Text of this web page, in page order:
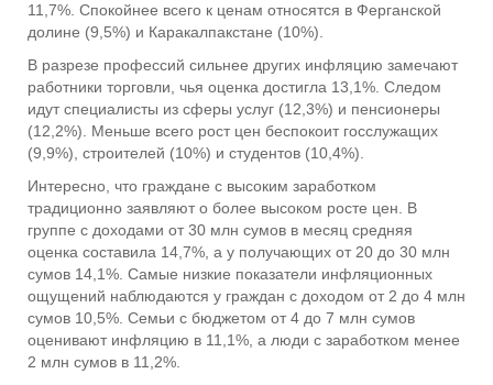
11,7%. Спокойнее всего к ценам относятся в Ферганской
долине (9,5%) и Каракалпакстане (10%).
В разрезе профессий сильнее других инфляцию замечают
работники торговли, чья оценка достигла 13,1%. Следом
идут специалисты из сферы услуг (12,3%) и пенсионеры
(12,2%). Меньше всего рост цен беспокоит госслужащих
(9,9%), строителей (10%) и студентов (10,4%).
Интересно, что граждане с высоким заработком
традиционно заявляют о более высоком росте цен. В
группе с доходами от 30 млн сумов в месяц средняя
оценка составила 14,7%, а у получающих от 20 до 30 млн
сумов 14,1%. Самые низкие показатели инфляционных
ощущений наблюдаются у граждан с доходом от 2 до 4 млн
сумов 10,5%. Семьи с бюджетом от 4 до 7 млн сумов
оценивают инфляцию в 11,1%, а люди с заработком менее
2 млн сумов в 11,2%.